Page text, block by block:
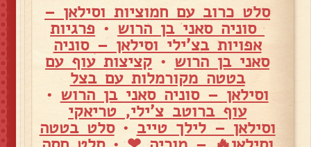
סלט כרוב עם חמוציות וסילאן –
סוניה סאני בן הרוש • פרגיות
אפויות בצ'ילי וסילאן – סוניה
סאני בן הרוש • קציצות עוף עם
בטטה מקורמלות עם בצל
וסילאן – סוניה סאני בן הרוש •
עוף ברוטב צ'ילי, טריאקי
וסילאן – לילך טייב •סלט בטטה